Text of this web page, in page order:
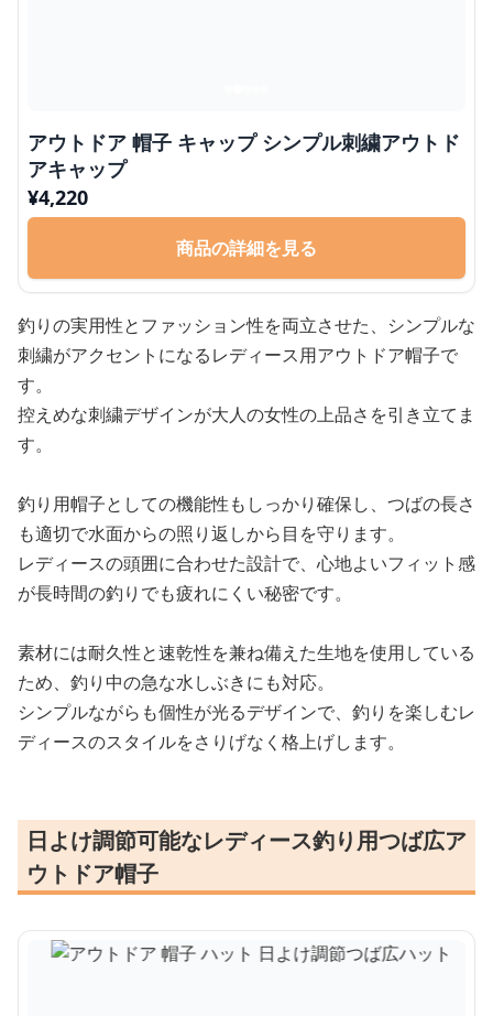
アウトドア 帽子 キャップ シンプル刺繍アウトド
アキャップ
¥4,220
商品の詳細を見る
釣りの実用性とファッション性を両立させた、シンプルな
刺繍がアクセントになるレディース用アウトドア帽子で
す。
控えめな刺繍デザインが大人の女性の上品さを引き立てま
す。
釣り用帽子としての機能性もしっかり確保し、つばの長さ
も適切で水面からの照り返しから目を守ります。
レディースの頭囲に合わせた設計で、心地よいフィット感
が長時間の釣りでも疲れにくい秘密です。
素材には耐久性と速乾性を兼ね備えた生地を使用している
ため、釣り中の急な水しぶきにも対応。
シンプルながらも個性が光るデザインで、釣りを楽しむレ
ディースのスタイルをさりげなく格上げします。
日よけ調節可能なレディース釣り用つば広ア
ウトドア帽子